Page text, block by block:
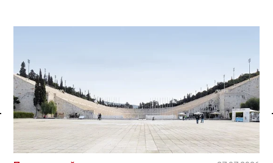
Спасылка без VPN